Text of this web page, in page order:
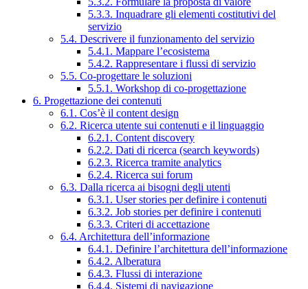
5.3.3. Inquadrare gli elementi costitutivi del
servizio
5.4. Descrivere il funzionamento del servizio
5.4.1. Mappare l’ecosistema
5.4.2. Rappresentare i flussi di servizio
5.5. Co-progettare le soluzioni
5.5.1. Workshop di co-progettazione
6. Progettazione dei contenuti
6.1. Cos’è il content design
6.2. Ricerca utente sui contenuti e il linguaggio
6.2.1. Content discovery
6.2.2. Dati di ricerca (search keywords)
6.2.3. Ricerca tramite analytics
6.2.4. Ricerca sui forum
6.3. Dalla ricerca ai bisogni degli utenti
6.3.1. User stories per definire i contenuti
6.3.2. Job stories per definire i contenuti
6.3.3. Criteri di accettazione
6.4. Architettura dell’informazione
6.4.1. Definire l’architettura dell’informazione
6.4.2. Alberatura
6.4.3. Flussi di interazione
6.4.4. Sistemi di navigazione